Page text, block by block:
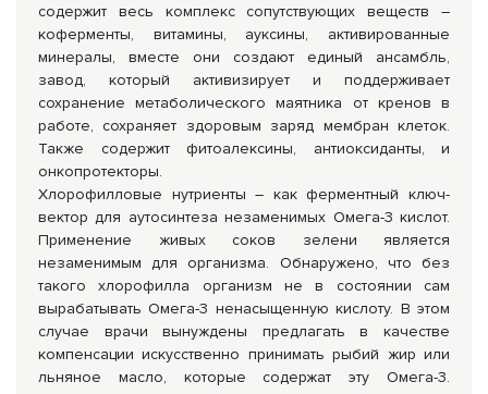
содержит весь комплекс сопутствующих веществ –
коферменты, витамины, ауксины, активированные
минералы, вместе они создают единый ансамбль,
завод, который активизирует и поддерживает
сохранение метаболического маятника от кренов в
работе, сохраняет здоровым заряд мембран клеток.
Также содержит фитоалексины, антиоксиданты, и
онкопротекторы.
Хлорофилловые нутриенты – как ферментный ключ-
вектор для аутосинтеза незаменимых Омега-3 кислот.
Применение живых соков зелени является
незаменимым для организма. Обнаружено, что без
такого хлорофилла организм не в состоянии сам
вырабатывать Омега-3 ненасыщенную кислоту. В этом
случае врачи вынуждены предлагать в качестве
компенсации искусственно принимать рыбий жир или
льняное масло, которые содержат эту Омега-3.